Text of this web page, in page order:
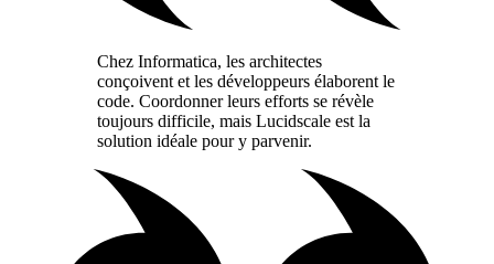
Chez Informatica, les architectes
conçoivent et les développeurs élaborent le
code. Coordonner leurs efforts se révèle
toujours difficile, mais Lucidscale est la
solution idéale pour y parvenir.